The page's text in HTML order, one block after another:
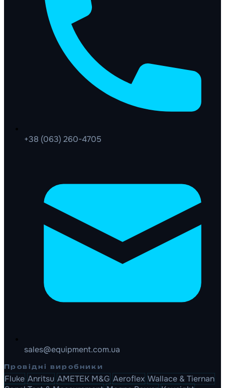
+38 (063) 260-4705
sales@equipment.com.ua
Провідні виробники
Fluke Anritsu AMETEK M&G Aeroflex Wallace & Tiernan